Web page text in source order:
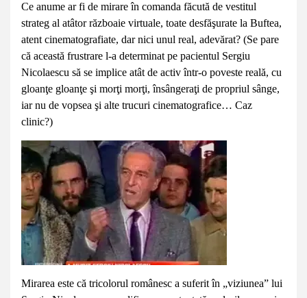
Ce anume ar fi de mirare în comanda făcută de vestitul
strateg al atâtor războaie virtuale, toate desfăşurate la Buftea,
atent cinematografiate, dar nici unul real, adevărat? (Se pare
că această frustrare l-a determinat pe pacientul Sergiu
Nicolaescu să se implice atât de activ într-o poveste reală, cu
gloanţe gloanţe şi morţi morţi, însângeraţi de propriul sânge,
iar nu de vopsea şi alte trucuri cinematografice… Caz
clinic?)
Mirarea este că tricolorul românesc a suferit în „viziunea” lui